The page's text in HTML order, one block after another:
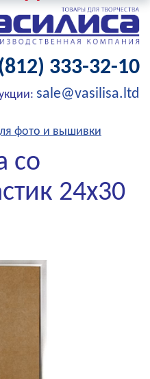
333-32-10
sale@vasilisa.ltd
фото и вышивки
со
24x30